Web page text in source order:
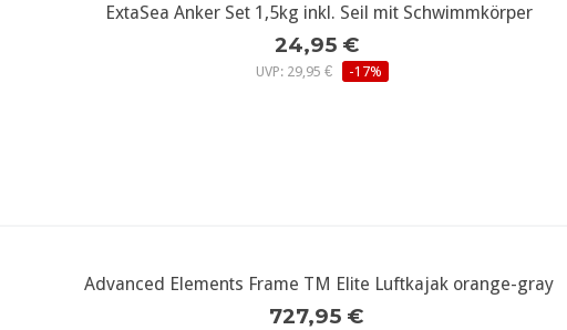
ExtaSea Anker Set 1,5kg inkl. Seil mit Schwimmkörper
24,95 €
UVP: 29,95 € -17%
Advanced Elements Frame TM Elite Luftkajak orange-gray
727,95 €